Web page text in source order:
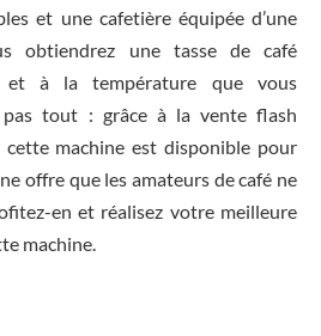
et une cafetière équipée d’une
obtiendrez une tasse de café
et à la température que vous
pas tout : grâce à la vente flash
cette machine est disponible pour
offre que les amateurs de café ne
en et réalisez votre meilleure
machine.